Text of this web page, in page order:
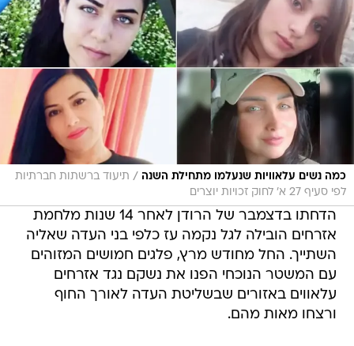
כמה נשים עלאוויות שנעלמו מתחילת השנה / תיעוד ברשתות חברתיות
לפי סעיף 27 א' לחוק זכויות יוצרים
הדחתו בדצמבר של הרודן לאחר 14 שנות מלחמת
אזרחים הובילה לגל נקמה עז כלפי בני העדה שאליה
השתייך. החל מחודש מרץ, פלגים חמושים המזוהים
עם המשטר הנוכחי הפנו את נשקם נגד אזרחים
עלאווים באזורים שבשליטת העדה לאורך החוף
ורצחו מאות מהם.